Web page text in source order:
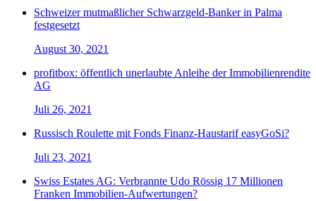
Schweizer mutmaßlicher Schwarzgeld-Banker in Palma
festgesetzt
August 30, 2021
profitbox: öffentlich unerlaubte Anleihe der Immobilienrendite
AG
Juli 26, 2021
Russisch Roulette mit Fonds Finanz-Haustarif easyGoSi?
Juli 23, 2021
Swiss Estates AG: Verbrannte Udo Rössig 17 Millionen
Franken Immobilien-Aufwertungen?